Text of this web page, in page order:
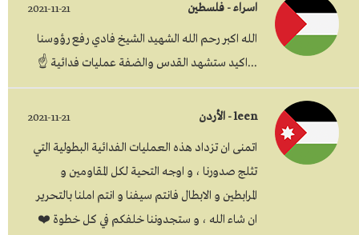
اسراء - فلسطين 2021-11-21
الله اكبر رحم الله الشهيد الشيخ فادي رفع رؤوسنا
...اكيد ستشهد القدس والضفة عمليات فدائية ☝
leen - الأردن 2021-11-21
اتمنى ان تزداد هذه العمليات الفدائية البطولية التي
تثلج صدورنا ، و اوجه التحية لكل المقاومين و
المرابطين و الابطال فانتم سيفنا و انتم املنا بالتحرير
ان شاء الله ، و ستجدوننا خلفكم في كل خطوة ❤️